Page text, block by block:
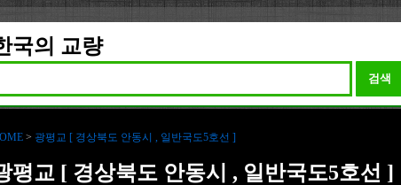
국의 교량
검색
> 광평교 [ 경상북도 안동시 , 일반국도5호선 ]
평교 [ 경상북도 안동시 , 일반국도5호선 ]